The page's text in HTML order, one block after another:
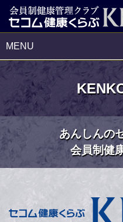
MENU
あんしんの
会員制健